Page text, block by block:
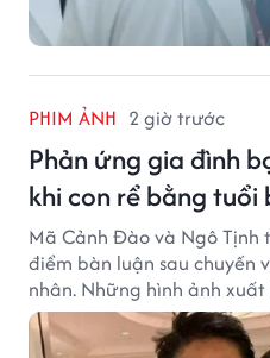
PHIM ẢNH 2 giờ trước
Phản ứng gia đình
khi con rể bằng
Mã Cảnh Đào và Ngô
điểm bàn luận sau chuyến
nhân. Những hình ảnh
Mã Cảnh Đào đang thu
xã hội.